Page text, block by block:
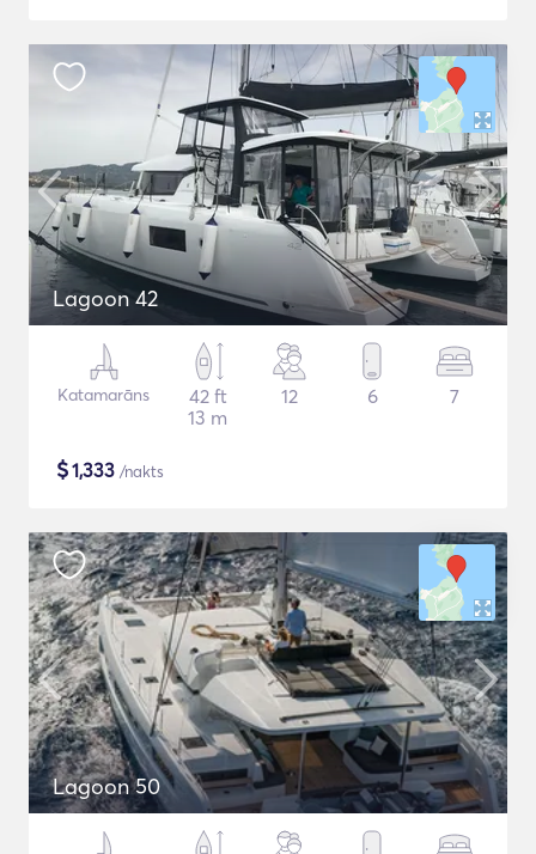
Lagoon 42
Katamarāns
42 ft
13 m
12 6 7
$1,333 /nakts
Lagoon 50